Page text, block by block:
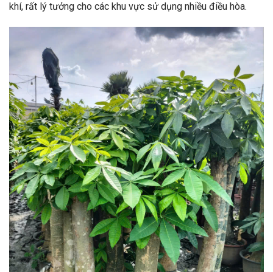
khí, rất lý tưởng cho các khu vực sử dụng nhiều điều hòa.